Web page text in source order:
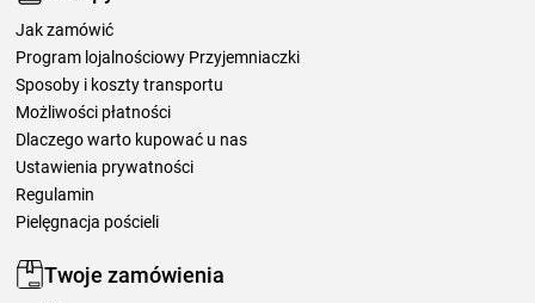
Jak zamówić
Program lojalnościowy Przyjemniaczki
Sposoby i koszty transportu
Możliwości płatności
Dlaczego warto kupować u nas
Ustawienia prywatności
Regulamin
Pielęgnacja pościeli
Twoje zamówienia